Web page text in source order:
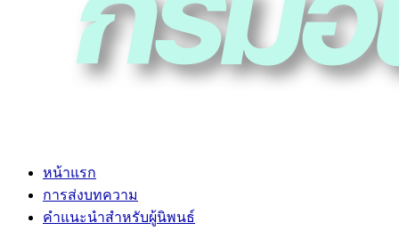
หน้าแรก
การส่งบทความ
คำแนะนำสำหรับผู้นิพนธ์